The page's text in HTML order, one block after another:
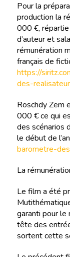
Pour la
production la
000 €,
d’auteur et
rémunération
français de
https://
des-
Roschdy Zem
000 € ce qui
des scénarios
le début de
barometre-
La
Le film a été
garanti pour le
tête des
sortent cette